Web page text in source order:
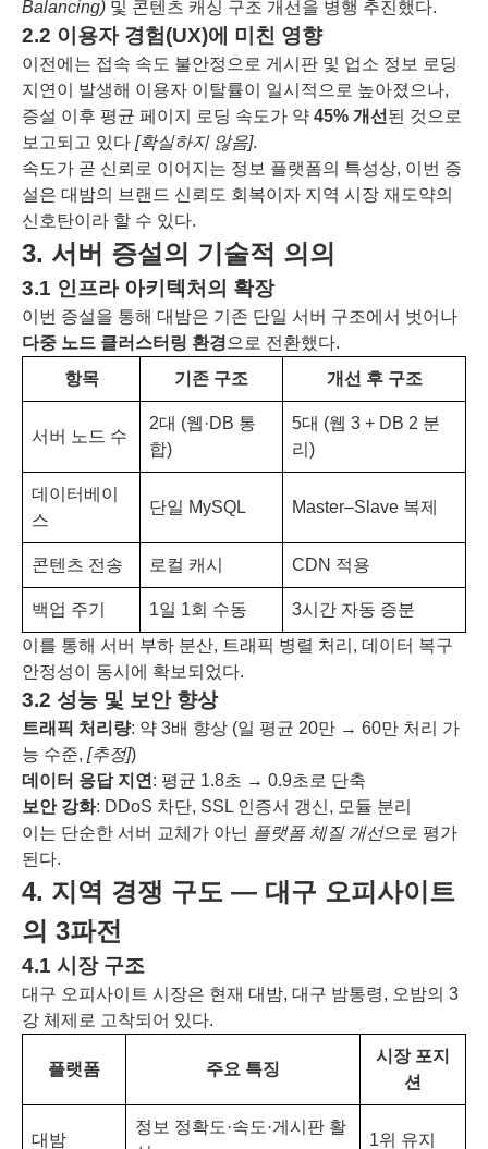
Balancing) 및 콘텐츠 캐싱 구조 개선을 병행 추진했다.
2.2 이용자 경험(UX)에 미친 영향
이전에는 접속 속도 불안정으로 게시판 및 업소 정보 로딩
지연이 발생해 이용자 이탈률이 일시적으로 높아졌으나,
증설 이후 평균 페이지 로딩 속도가 약 45% 개선 된 것으로
보고되고 있다 [확실하지 않음].
속도가 곧 신뢰로 이어지는 정보 플랫폼의 특성상, 이번 증
설은 대밤의 브랜드 신뢰도 회복이자 지역 시장 재도약의
신호탄이라 할 수 있다.
3. 서버 증설의 기술적 의의
3.1 인프라 아키텍처의 확장
이번 증설을 통해 대밤은 기존 단일 서버 구조에서 벗어나
다중 노드 클러스터링 환경으로 전환했다.
항목
기존 구조 개선 후 구조
서버 노드 수
2대 (웹·DB 통
합)
5대 (웹 3 + DB 2 분
리)
데이터베이
스
단일 MySQL Master–Slave 복제
콘텐츠 전송 로컬 캐시 CDN 적용
백업 주기 1일 1회 수동
3시간 자동 증분
이를 통해 서버 부하 분산, 트래픽 병렬 처리, 데이터 복구
안정성이 동시에 확보되었다.
3.2 성능 및 보안 향상
트래픽 처리량: 약 3배 향상 (일 평균 20만 → 60만 처리 가
능 수준, [추정])
데이터 응답 지연 : 평균 1.8초 → 0.9초로 단축
보안 강화: DDoS 차단, SSL 인증서 갱신, 모듈 분리
이는 단순한 서버 교체가 아닌 플랫폼 체질 개선으로 평가
된다.
4. 지역 경쟁 구도 ― 대구 오피사이트
의 3파전
4.1 시장 구조
대구 오피사이트 시장은 현재 대밤, 대구 밤통령, 오밤의 3
강 체제로 고착되어 있다.
플랫폼 주요 특징
시장 포지
션
대밤
정보 정확도·속도·게시판 활
1위 유지